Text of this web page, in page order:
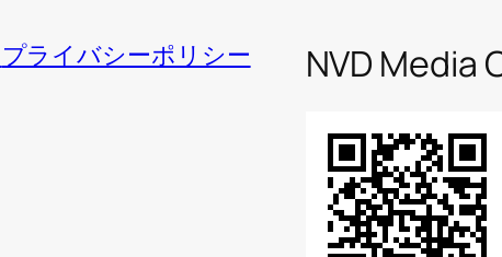
プライバシーポリシー NVD Media